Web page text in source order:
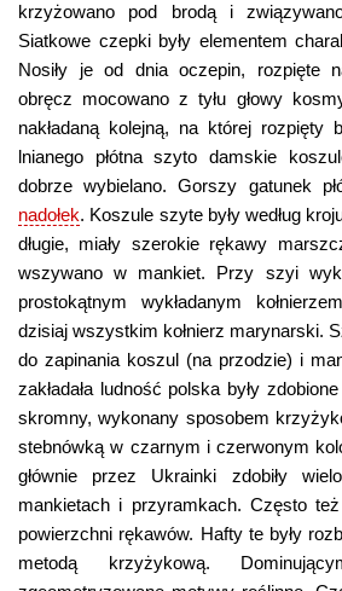
krzyżowano pod brodą i
Siatkowe czepki były elementem
Nosiły je od dnia oczepin, rozpięte
obręcz mocowano z tyłu głowy
nakładaną kolejną, na której rozpięty
lnianego płótna szyto damskie
dobrze wybielano. Gorszy gatunek
nadołek. Koszule szyte były według
długie, miały szerokie rękawy
wszywano w mankiet. Przy szyi
prostokątnym wykładanym
dzisiaj wszystkim kołnierz marynarski.
do zapinania koszul (na przodzie) i
zakładała ludność polska były
skromny, wykonany sposobem
stebnówką w czarnym i czerwonym
głównie przez Ukrainki zdobiły
mankietach i przyramkach. Często
powierzchni rękawów. Hafty te były
metodą krzyżykową.